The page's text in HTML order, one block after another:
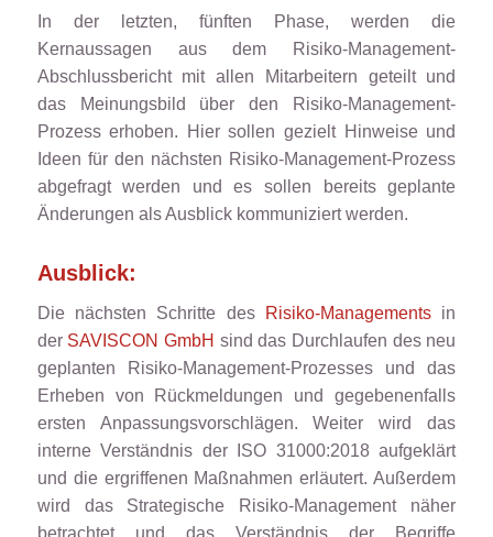
In der letzten, fünften Phase, werden die
Kernaussagen aus dem Risiko-Management-
Abschlussbericht mit allen Mitarbeitern geteilt und
das Meinungsbild über den Risiko-Management-
Prozess erhoben. Hier sollen gezielt Hinweise und
Ideen für den nächsten Risiko-Management-Prozess
abgefragt werden und es sollen bereits geplante
Änderungen als Ausblick kommuniziert werden.
Ausblick:
Die nächsten Schritte des Risiko-Managements in
der SAVISCON GmbH sind das Durchlaufen des neu
geplanten Risiko-Management-Prozesses und das
Erheben von Rückmeldungen und gegebenenfalls
ersten Anpassungsvorschlägen. Weiter wird das
interne Verständnis der ISO 31000:2018 aufgeklärt
und die ergriffenen Maßnahmen erläutert. Außerdem
wird das Strategische Risiko-Management näher
betrachtet und das Verständnis der Begriffe